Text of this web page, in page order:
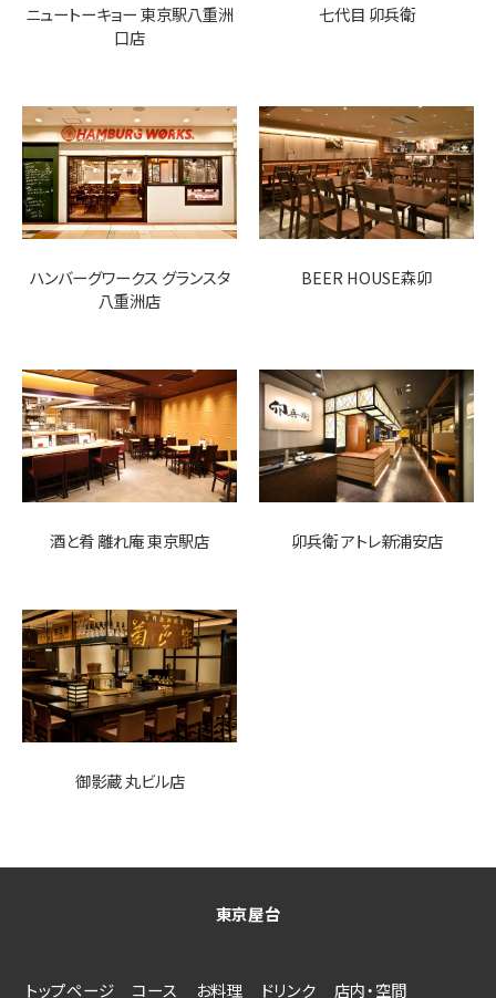
ニュートーキョー 東京駅八重洲
口店
七代目 卯兵衛
ハンバーグワークス グランスタ
八重洲店
BEER HOUSE森卯
酒と肴 離れ庵 東京駅店 卯兵衛 アトレ新浦安店
御影蔵 丸ビル店
東京屋台
トップページ コース お料理 ドリンク 店内・空間